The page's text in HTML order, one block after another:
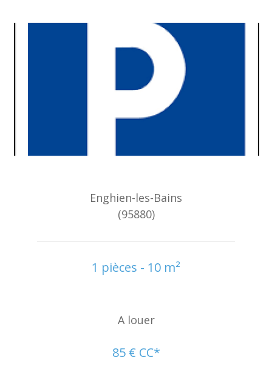
Enghien-les-Bains
(95880)
1 pièces - 10 m²
A louer
85 € CC*